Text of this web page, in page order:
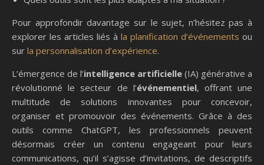
Pour approfondir davantage sur le sujet, n’hésitez pas à
explorer les articles liés à la planification d’événements ou
sur la personnalisation d’expérience.
L’émergence de l’intelligence artificielle (IA) générative a
révolutionné le secteur de l’événementiel, offrant une
multitude de solutions innovantes pour concevoir,
organiser et promouvoir des événements. Grâce à des
outils comme ChatGPT, les professionnels peuvent
désormais créer un contenu engageant pour leurs
communications, qu’il s’agisse d’invitations, de descriptifs